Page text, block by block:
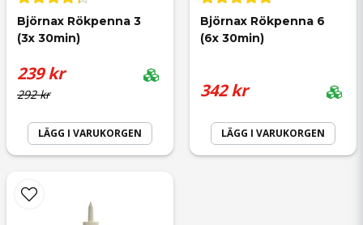
Björnax Rökpenna 3
(3x 30min)
292 kr
239 kr
LÄGG I VARUKORGEN
Björnax Rökpenna 6
(6x 30min)
342 kr
LÄGG I VARUKORGEN